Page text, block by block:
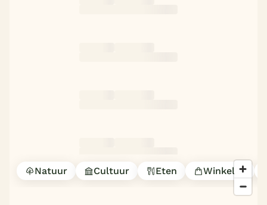
Natuur Cultuur Eten Winkelen